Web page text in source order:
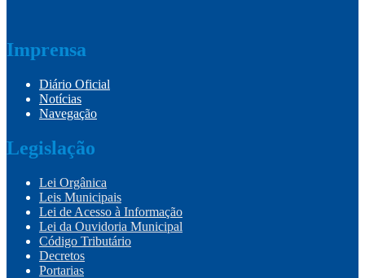
Imprensa
Diário Oficial
Notícias
Navegação
Legislação
Lei Orgânica
Leis Municipais
Lei de Acesso à Informação
Lei da Ouvidoria Municipal
Código Tributário
Decretos
Portarias